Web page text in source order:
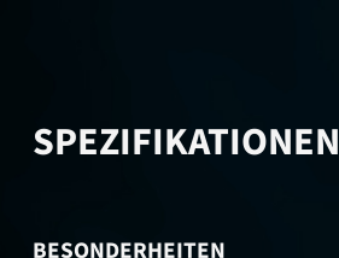
SPEZIFIKATIONEN
BESONDERHEITEN